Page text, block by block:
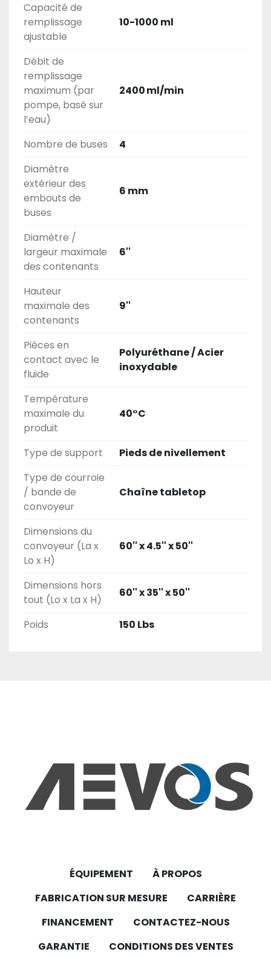
Capacité de
remplissage
ajustable
10-1000 ml
Débit de
remplissage
maximum (par
pompe, basé sur
l’eau)
2400 ml/min
Nombre de buses
4
Diamètre
extérieur des
embouts de
buses
6 mm
Diamètre /
largeur maximale
des contenants
6''
Hauteur
maximale des
contenants
9''
Pièces en
contact avec le
fluide
Polyuréthane / Acier
inoxydable
Température
maximale du
produit
40°C
Type de support
Pieds de nivellement
Type de courroie
/ bande de
convoyeur
Chaîne tabletop
Dimensions du
convoyeur (La x
Lo x H)
60'' x 4.5'' x 50''
Dimensions hors
tout (Lo x La x H)
60'' x 35'' x 50''
Poids 150 Lbs
ÉQUIPEMENT
À PROPOS
FABRICATION SUR MESURE
CARRIÈRE
FINANCEMENT
CONTACTEZ-NOUS
GARANTIE
CONDITIONS DES VENTES